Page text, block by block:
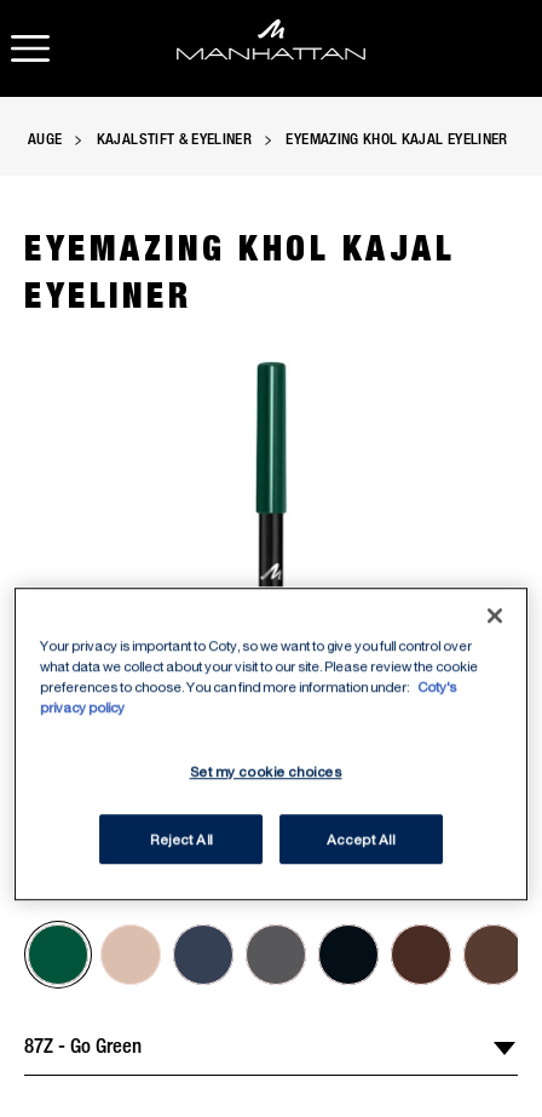
OPEN NAVIGATION
AUGE KAJALSTIFT & EYELINER EYEMAZING KHOL KAJAL EYELINER
EYEMAZING KHOL KAJAL
EYELINER
Your privacy is important to Coty, so we want to give you full control over
what data we collect about your visit to our site. Please review the cookie
preferences to choose. You can find more information under:
Coty's
privacy policy
Set my cookie choices
Reject All Accept All